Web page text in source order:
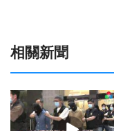
相關新聞